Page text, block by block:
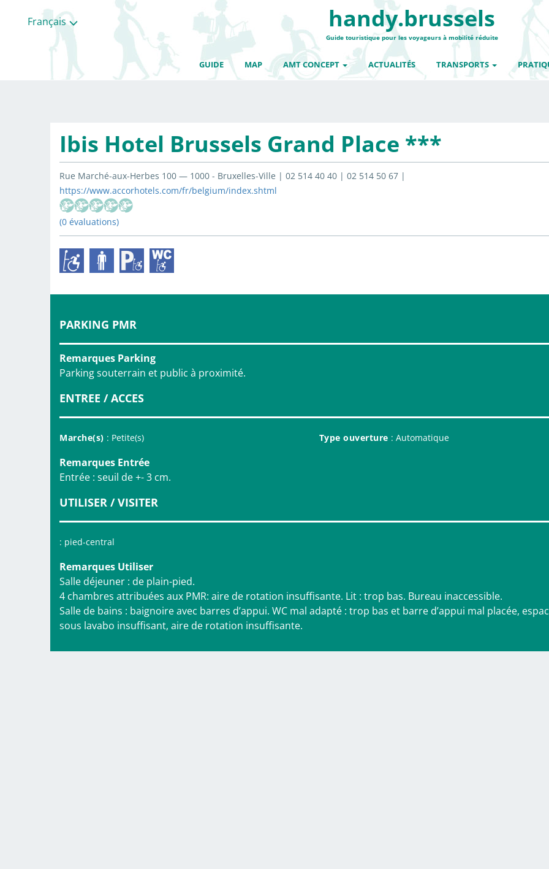
Français handy.brussels
Guide touristique pour les voyageurs à mobilité réduite
GUIDE MAP AMT CONCEPT ACTUALITÉS TRANSPORTS
Ibis Hotel Brussels Grand Place ***
Rue Marché-aux-Herbes 100 — 1000 - Bruxelles-Ville | 02 514 40 40 | 02 514 50 67 |
https://www.accorhotels.com/fr/belgium/index.shtml
(0 évaluations)
PARKING PMR
Remarques Parking
Parking souterrain et public à proximité.
ENTREE / ACCES
Marche(s) : Petite(s) Type ouverture : Automatique
Remarques Entrée
Entrée : seuil de +- 3 cm.
UTILISER / VISITER
: pied-central
Remarques Utiliser
Salle déjeuner : de plain-pied.
4 chambres attribuées aux PMR: aire de rotation insuffisante. Lit : trop bas. Bureau inaccessible.
Salle de bains : baignoire avec barres d’appui. WC mal adapté : trop bas et barre d’appui mal placée,
sous lavabo insuffisant, aire de rotation insuffisante.
categories